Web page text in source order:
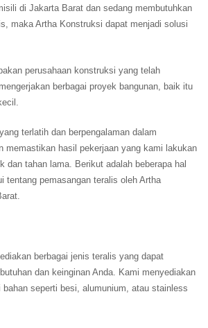
di Jakarta Barat dan sedang membutuhkan
maka Artha Konstruksi dapat menjadi solusi
perusahaan konstruksi yang telah
berbagai proyek bangunan, baik itu
terlatih dan berpengalaman dalam
memastikan hasil pekerjaan yang kami lakukan
dan tahan lama. Berikut adalah beberapa hal
tentang pemasangan teralis oleh Artha
berbagai jenis teralis yang dapat
dan keinginan Anda. Kami menyediakan
bahan seperti besi, alumunium, atau stainless